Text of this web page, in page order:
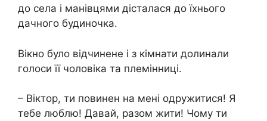
до села і манівцями дісталася до їхнього
дачного будиночка.
Вікно було відчинене і з кімнати долинали
голоси її чоловіка та племінниці.
– Віктор, ти повинен на мені одружитися! Я
тебе люблю! Давай, разом жити! Чому ти